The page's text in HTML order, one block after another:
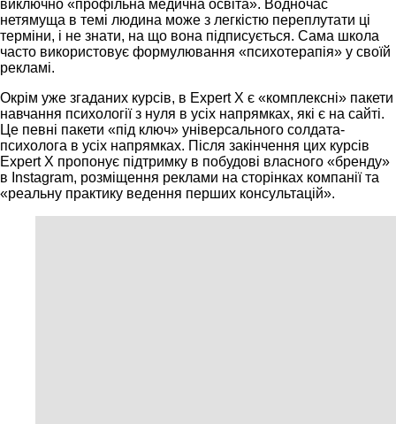
виключно «профільна медична освіта». Водночас
нетямуща в темі людина може з легкістю переплутати ці
терміни, і не знати, на що вона підписується. Сама школа
часто використовує формулювання «психотерапія» у своїй
рекламі.
Окрім уже згаданих курсів, в Expert X є «комплексні» пакети
навчання психології з нуля в усіх напрямках, які є на сайті.
Це певні пакети «під ключ» універсального солдата-
психолога в усіх напрямках. Після закінчення цих курсів
Expert X пропонує підтримку в побудові власного «бренду»
в Instagram, розміщення реклами на сторінках компанії та
«реальну практику ведення перших консультацій».